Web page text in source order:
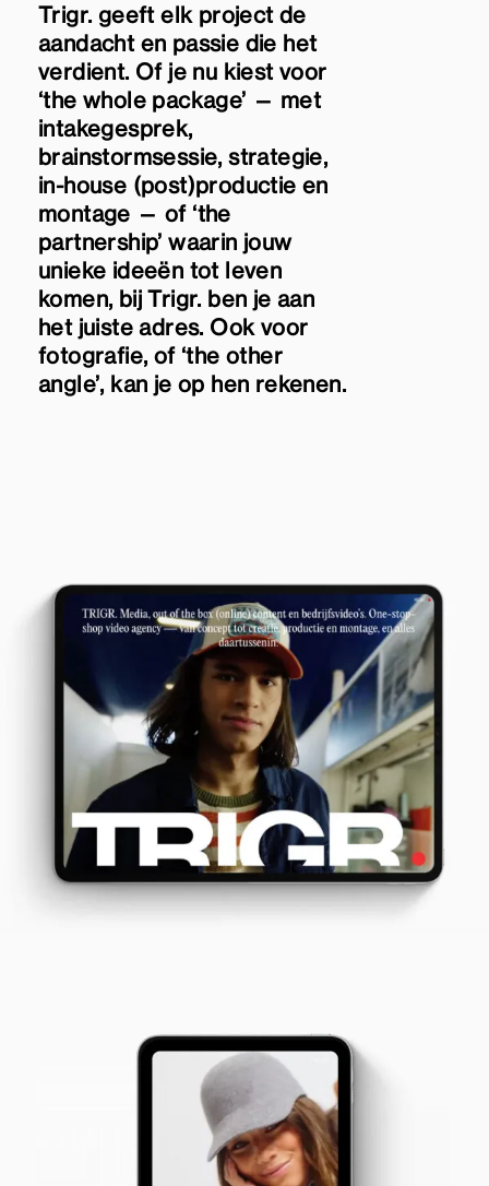
Trigr. geeft elk project de
aandacht en passie die het
verdient. Of je nu kiest voor
‘the whole package’ — met
intakegesprek,
brainstormsessie, strategie,
in-house (post)productie en
montage — of ‘the
partnership’ waarin jouw
unieke ideeën tot leven
komen, bij Trigr. ben je aan
het juiste adres. Ook voor
fotografie, of ‘the other
angle’, kan je op hen rekenen.